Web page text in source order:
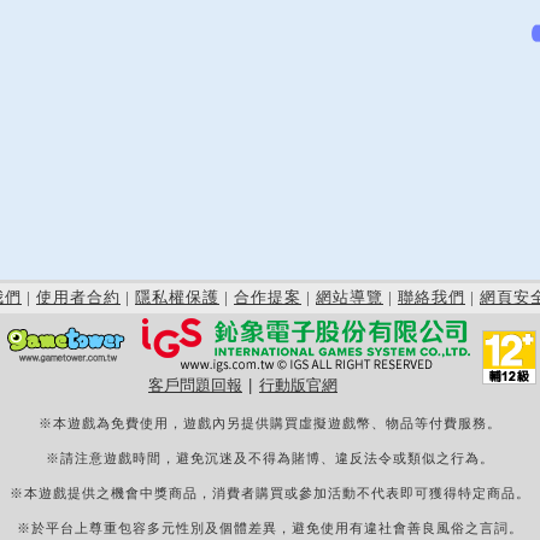
們 | 使用者合約 | 隱私權保護 | 合作提案 | 網站導覽 | 聯絡我們 | 網頁安
客戶問題回報 行動版官網
※本遊戲為免費使用，遊戲內另提供購買虛擬遊戲幣、物品等付費服務。
※請注意遊戲時間，避免沉迷及不得為賭博、違反法令或類似之行為。
※本遊戲提供之機會中獎商品，消費者購買或參加活動不代表即可獲得特定商品。
※於平台上尊重包容多元性別及個體差異，避免使用有違社會善良風俗之言詞。